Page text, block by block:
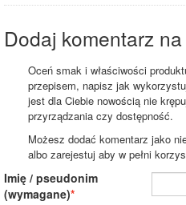
Dodaj komentarz
Oceń smak i właściwości
przepisem, napisz jak
jest dla Ciebie nowością nie
przyrządzania czy dostępność.
Możesz dodać komentarz jako
albo zarejestuj aby w pełni
Imię / pseudonim
(wymagane)